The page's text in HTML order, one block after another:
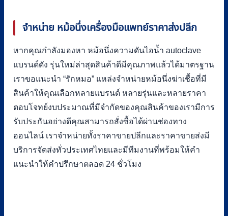
จำหน่าย หม้อนึ่งเครื่องมือแพทย์ราคาส่งปลีก
หากคุณกำลังมองหา หม้อนึ่งความดันไอน้ำ autoclave
แบรนด์ดัง รุ่นใหม่ล่าสุดสินค้าดีมีคุณภาพแล้วได้มาตรฐาน
เราขอแนะนำ “รักหมอ” แหล่งจำหน่ายหม้อนึ่งฆ่าเชื้อที่มี
สินค้าให้คุณเลือกหลายแบรนด์ หลายรุ่นและหลายราคา
ตอบโจทย์งบประมาณที่มีจำกัดของคุณสินค้าของเรามีการ
รับประกันอย่างดีคุณสามารถสั่งซื้อได้ผ่านช่องทาง
ออนไลน์ เราจำหน่ายทั้งราคาขายปลีกและราคาขายส่งมี
บริการจัดส่งทั่วประเทศไทยและมีทีมงานที่พร้อมให้คำ
แนะนำให้คำปรึกษาตลอด 24 ชั่วโมง